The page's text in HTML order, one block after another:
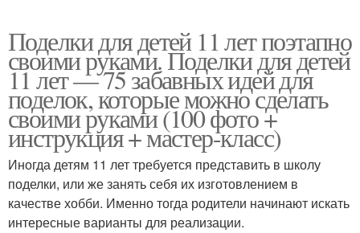
Поделки для детей 11 лет поэтапно
своими руками. Поделки для детей
11 лет — 75 забавных идей для
поделок, которые можно сделать
своими руками (100 фото +
инструкция + мастер-класс)
Иногда детям 11 лет требуется представить в школу
поделки, или же занять себя их изготовлением в
качестве хобби. Именно тогда родители начинают искать
интересные варианты для реализации.